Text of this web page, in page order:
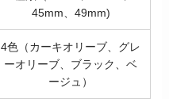
45mm、49mm)
4色（カーキオリーブ、グレ
ーオリーブ、ブラック、ベ
ージュ）